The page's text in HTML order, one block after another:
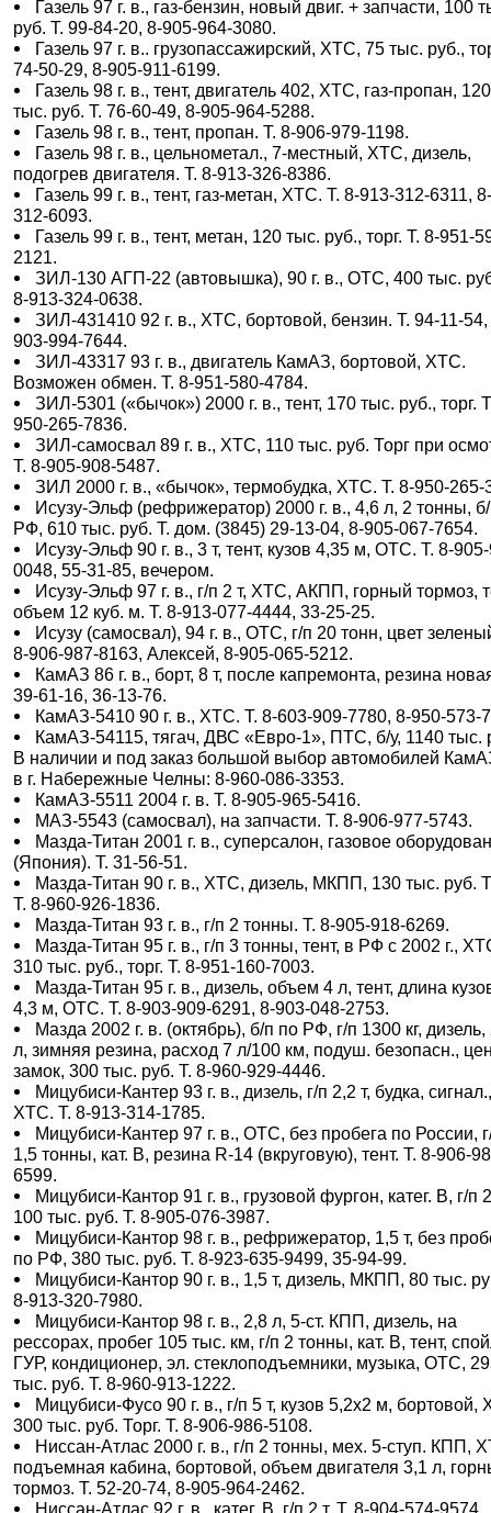
Газель 97 г. в., газ-бензин, новый двиг. + запчасти, 100
руб. Т. 99-84-20, 8-905-964-3080.
Газель 97 г. в.. грузопассажирский, ХТС, 75 тыс. руб.,
74-50-29, 8-905-911-6199.
Газель 98 г. в., тент, двигатель 402, ХТС, газ-пропан, 120
тыс. руб. Т. 76-60-49, 8-905-964-5288.
Газель 98 г. в., тент, пропан. Т. 8-906-979-1198.
Газель 98 г. в., цельнометал., 7-местный, ХТС, дизель,
подогрев двигателя. Т. 8-913-326-8386.
Газель 99 г. в., тент, газ-метан, ХТС. Т. 8-913-312-6311,
312-6093.
Газель 99 г. в., тент, метан, 120 тыс. руб., торг. Т. 8-951-
2121.
ЗИЛ-130 АГП-22 (автовышка), 90 г. в., ОТС, 400 тыс.
8-913-324-0638.
ЗИЛ-431410 92 г. в., ХТС, бортовой, бензин. Т. 94-11-
903-994-7644.
ЗИЛ-43317 93 г. в., двигатель КамАЗ, бортовой, ХТС.
Возможен обмен. Т. 8-951-580-4784.
ЗИЛ-5301 («бычок») 2000 г. в., тент, 170 тыс. руб., торг.
950-265-7836.
ЗИЛ-самосвал 89 г. в., ХТС, 110 тыс. руб. Торг при
Т. 8-905-908-5487.
ЗИЛ 2000 г. в., «бычок», термобудка, ХТС. Т. 8-950-265-
Исузу-Эльф (рефрижератор) 2000 г. в., 4,6 л, 2 тонны,
РФ, 610 тыс. руб. Т. дом. (3845) 29-13-04, 8-905-067-7654.
Исузу-Эльф 90 г. в., 3 т, тент, кузов 4,35 м, ОТС. Т. 8-
0048, 55-31-85, вечером.
Исузу-Эльф 97 г. в., г/п 2 т, ХТС, АКПП, горный тормоз,
объем 12 куб. м. Т. 8-913-077-4444, 33-25-25.
Исузу (самосвал), 94 г. в., ОТС, г/п 20 тонн, цвет
8-906-987-8163, Алексей, 8-905-065-5212.
КамАЗ 86 г. в., борт, 8 т, после капремонта, резина
39-61-16, 36-13-76.
КамАЗ-5410 90 г. в., ХТС. Т. 8-603-909-7780, 8-950-573-
КамАЗ-54115, тягач, ДВС «Евро-1», ПТС, б/у, 1140 тыс.
В наличии и под заказ большой выбор автомобилей
в г. Набережные Челны: 8-960-086-3353.
КамАЗ-5511 2004 г. в. Т. 8-905-965-5416.
МАЗ-5543 (самосвал), на запчасти. Т. 8-906-977-5743.
Мазда-Титан 2001 г. в., суперсалон, газовое
(Япония). Т. 31-56-51.
Мазда-Титан 90 г. в., ХТС, дизель, МКПП, 130 тыс. руб.
Т. 8-960-926-1836.
Мазда-Титан 93 г. в., г/п 2 тонны. Т. 8-905-918-6269.
Мазда-Титан 95 г. в., г/п 3 тонны, тент, в РФ с 2002 г.,
310 тыс. руб., торг. Т. 8-951-160-7003.
Мазда-Титан 95 г. в., дизель, объем 4 л, тент, длина
4,3 м, ОТС. Т. 8-903-909-6291, 8-903-048-2753.
Мазда 2002 г. в. (октябрь), б/п по РФ, г/п 1300 кг, дизель,
л, зимняя резина, расход 7 л/100 км, подуш. безопасн.,
замок, 300 тыс. руб. Т. 8-960-929-4446.
Мицубиси-Кантер 93 г. в., дизель, г/п 2,2 т, будка,
ХТС. Т. 8-913-314-1785.
Мицубиси-Кантер 97 г. в., ОТС, без пробега по России,
1,5 тонны, кат. В, резина R-14 (вкруговую), тент. Т. 8-906-
6599.
Мицубиси-Кантор 91 г. в., грузовой фургон, катег. В, г/п
100 тыс. руб. Т. 8-905-076-3987.
Мицубиси-Кантор 98 г. в., рефрижератор, 1,5 т, без
по РФ, 380 тыс. руб. Т. 8-923-635-9499, 35-94-99.
Мицубиси-Кантор 90 г. в., 1,5 т, дизель, МКПП, 80 тыс.
8-913-320-7980.
Мицубиси-Кантор 98 г. в., 2,8 л, 5-ст. КПП, дизель, на
рессорах, пробег 105 тыс. км, г/п 2 тонны, кат. В, тент,
ГУР, кондиционер, эл. стеклоподъемники, музыка, ОТС,
тыс. руб. Т. 8-960-913-1222.
Мицубиси-Фусо 90 г. в., г/п 5 т, кузов 5,2х2 м, бортовой,
300 тыс. руб. Торг. Т. 8-906-986-5108.
Ниссан-Атлас 2000 г. в., г/п 2 тонны, мех. 5-ступ. КПП,
подъемная кабина, бортовой, объем двигателя 3,1 л,
тормоз. Т. 52-20-74, 8-905-964-2462.
Ниссан-Атлас 92 г. в., катег. В, г/п 2 т. Т. 8-904-574-9574.